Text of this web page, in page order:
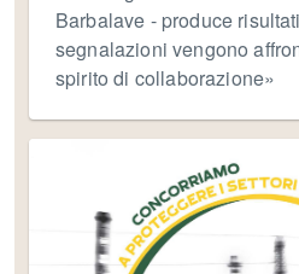
Barbalave - produce
segnalazioni vengono
spirito di collaborazione»